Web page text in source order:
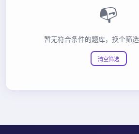
📭
暂无符合条件的题库，换个筛选
清空筛选